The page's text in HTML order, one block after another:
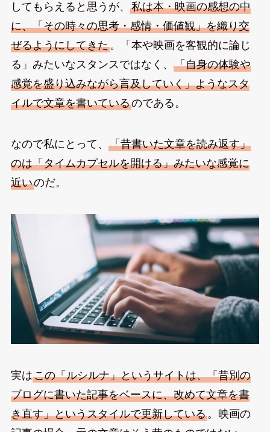
してもらえると思うが、 私は本・映画の感想の中
に、「その時々の思考・感情・価値観」を織り交
ぜるようにしてきた。「本や映画を客観的に論じ
る」みたいなスタンスではなく、 「自身の体験や
感覚を盛り込みながら言及していく」ようなスタ
イルで文章を書いているのである。
なので私にとって、 「昔書いた文章を読み返す」
のは「タイムカプセルを開ける」みたいな感覚に
近いのだ。
実はこの「ルシルナ」というサイトは、「昔別の
ブログに書いた記事をベースに、改めて文章を書
き直す」というスタイルで更新している。映画の